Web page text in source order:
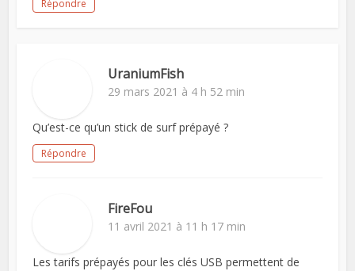
Répondre
UraniumFish
29 mars 2021 à 4 h 52 min
Qu’est-ce qu’un stick de surf prépayé ?
Répondre
FireFou
11 avril 2021 à 11 h 17 min
Les tarifs prépayés pour les clés USB permettent de